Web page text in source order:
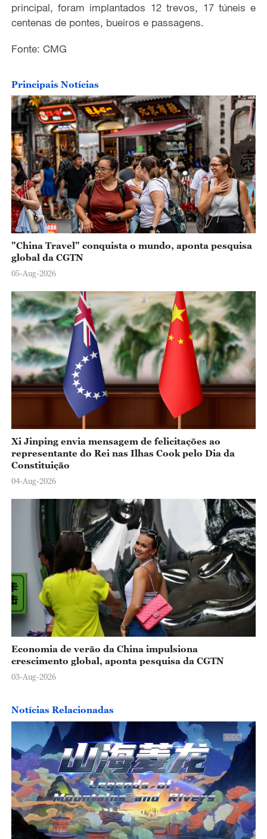
e
o
principal, foram implantados 12 trevos, 17 túneis e
centenas de pontes, bueiros e passagens.
Fonte: CMG
Principais Notícias
"China Travel" conquista o mundo, aponta pesquisa
global da CGTN
05-Aug-2026
Xi Jinping envia mensagem de felicitações ao
representante do Rei nas Ilhas Cook pelo Dia da
Constituição
04-Aug-2026
Economia de verão da China impulsiona
crescimento global, aponta pesquisa da CGTN
03-Aug-2026
Notícias Relacionadas